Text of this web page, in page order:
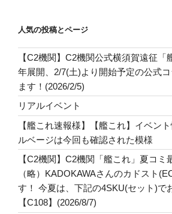
人気の投稿とページ
【C2機関】C2機関公式横須賀遠征「
年展開、2/7(土)より開始予定の公式
ます！(2026/2/5)
リアルイベント
【艦これ速報様】【艦これ】イベン
ルベージは今回も確認された模様
【C2機関】C2機関「艦これ」夏コミ
（略）KADOKAWAさんのカドスト
す！ 今夏は、下記の4SKU(セット)で
【C108】(2026/8/7)